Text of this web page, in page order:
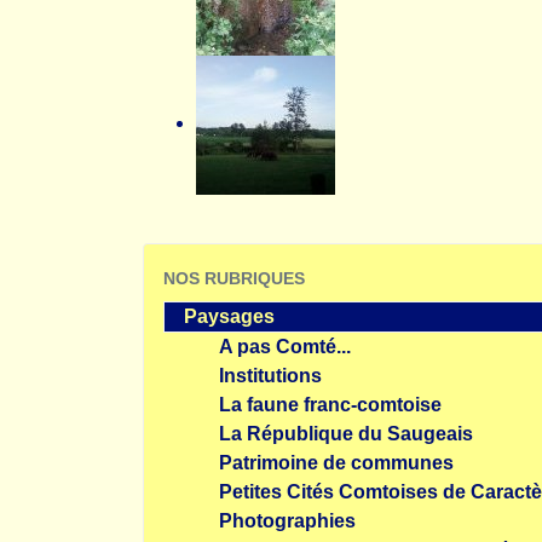
NOS RUBRIQUES
Paysages
A pas Comté...
Institutions
La faune franc-comtoise
La République du Saugeais
Patrimoine de communes
Petites Cités Comtoises de
Photographies